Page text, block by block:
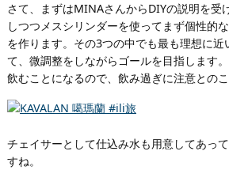
さて、まずはMINAさんからDIYの説明を受
しつつメスシリンダーを使ってまず個性的
を作ります。その3つの中でも最も理想に近
て、微調整をしながらゴールを目指します
飲むことになるので、飲み過ぎに注意との
チェイサーとして仕込み水も用意してあっ
すね。